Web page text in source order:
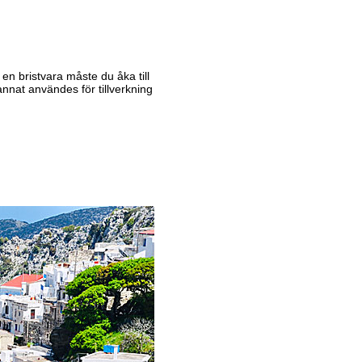
bristvara måste du åka till
användes för tillverkning